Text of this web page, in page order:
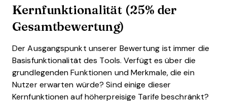
Kernfunktionalität (25% der
Gesamtbewertung)
Der Ausgangspunkt unserer Bewertung ist immer die
Basisfunktionalität des Tools. Verfügt es über die
grundlegenden Funktionen und Merkmale, die ein
Nutzer erwarten würde? Sind einige dieser
Kernfunktionen auf höherpreisige Tarife beschränkt?